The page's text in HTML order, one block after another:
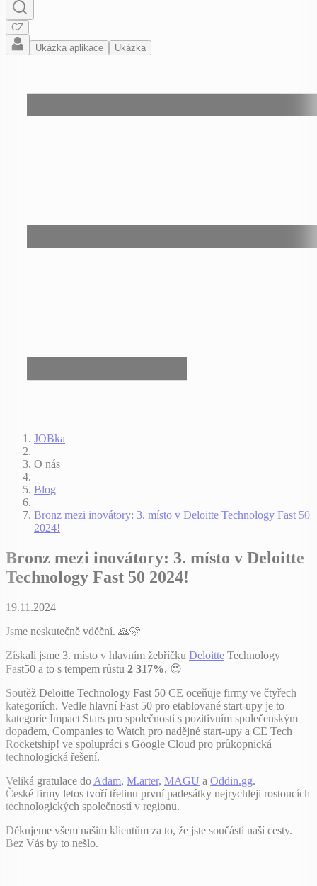
CZ
Ukázka aplikace
Ukázka
JOBka
O nás
Blog
Bronz mezi inovátory: 3. místo v Deloitte Technology Fast 50
2024!
Bronz mezi inovátory: 3. místo v Deloitte
Technology Fast 50 2024!
19.11.2024
Jsme neskutečně vděční. 🙏🩷
Získali jsme 3. místo v hlavním žebříčku Deloitte Technology
Fast50 a to s tempem růstu 2 317%. 😍
Soutěž Deloitte Technology Fast 50 CE oceňuje firmy ve čtyřech
kategoriích. Vedle hlavní Fast 50 pro etablované start-upy je to
kategorie Impact Stars pro společnosti s pozitivním společenským
dopadem, Companies to Watch pro nadějné start-upy a CE Tech
Rocketship! ve spolupráci s Google Cloud pro průkopnická
technologická řešení.
Veliká gratulace do Adam, M.arter, MAGU a Oddin.gg.
České firmy letos tvoří třetinu první padesátky nejrychleji rostoucích
technologických společností v regionu.
Děkujeme všem našim klientům za to, že jste součástí naší cesty.
Bez Vás by to nešlo.